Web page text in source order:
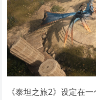
《泰坦之旅2》设定在